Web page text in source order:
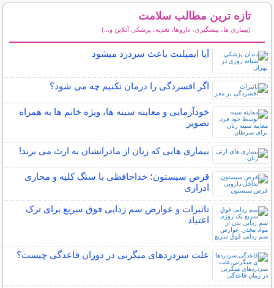
تازه ترین مطالب سلامت
(بیماری ها، پیشگیری، داروها، تغذیه، پزشکی آنلاین و...)
آیا ایمپلنت باعث سردرد میشود
اگر افسردگی را درمان نکنیم چه می شود؟
خودآزمایی و معاینه سینه ها، ویژه خانم ها به همراه
تصویر
بیماری هایی که زنان از مادرانشان به ارث می برند!
قرص سیستون؛ خداحافظی با سنگ کلیه و مجاری
ادراری
تاثیرات و عوارض سم زدایی فوق سریع برای ترک
اعتیاد
علت سردردهای میگرنی در دوران قاعدگی چیست؟